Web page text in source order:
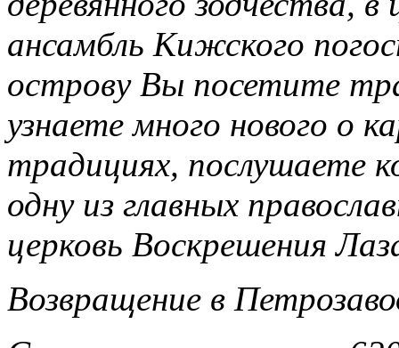
ансамбль Кижского
острову Вы посетите
узнаете много нового о
традициях, послушаете
одну из главных
церковь Воскрешения
Возвращение в